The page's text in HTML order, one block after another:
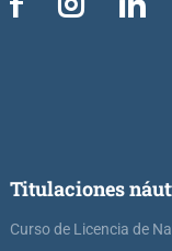
Titulaciones
Curso de Licencia de